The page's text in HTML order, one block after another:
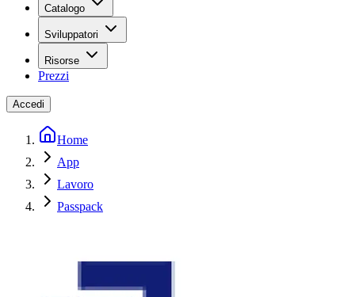
Catalogo
Sviluppatori
Risorse
Prezzi
Accedi
Home
App
Lavoro
Passpack